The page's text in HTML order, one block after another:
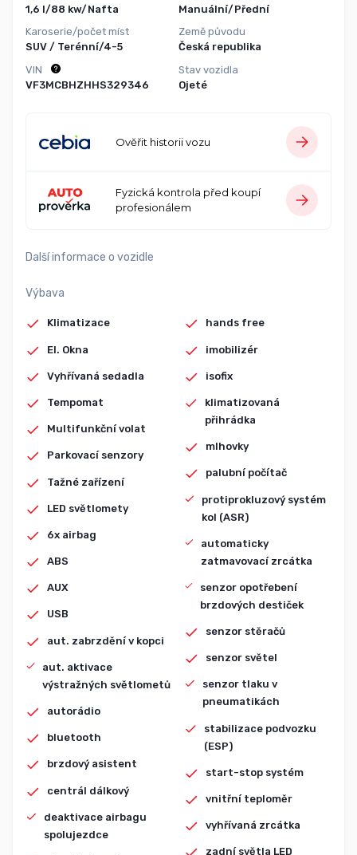
1,6 l/88 kw/Nafta
Karoserie/počet míst
SUV / Terénní/4-5
Manuální/Přední
Země původu
Česká republika
VIN
VF3MCBHZHHS329346
Stav vozidla
Ojeté
Ověřit historii vozu
Fyzická kontrola před koupí
profesionálem
Další informace o vozidle
Výbava
Klimatizace
El. Okna
Vyhřívaná sedadla
Tempomat
Multifunkční volat
Parkovací senzory
Tažné zařízení
LED světlomety
6x airbag
ABS
AUX
USB
aut. zabrzdění v kopci
aut. aktivace
výstražných světlometů
autorádio
bluetooth
brzdový asistent
centrál dálkový
deaktivace airbagu
spolujezdce
hands free
imobilizér
isofix
klimatizovaná
přihrádka
mlhovky
palubní počítač
protiprokluzový systém
kol (ASR)
automaticky
zatmavovací zrcátka
senzor opotřebení
brzdových destiček
senzor stěračů
senzor světel
senzor tlaku v
pneumatikách
stabilizace podvozku
(ESP)
start-stop systém
vnitřní teploměr
vyhřívaná zrcátka
zadní světla LED